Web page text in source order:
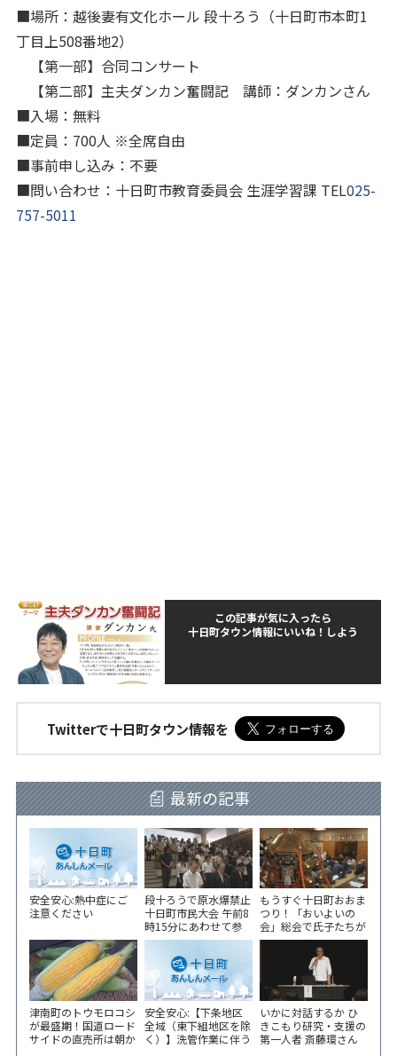
■場所：越後妻有文化ホール 段十ろう（十日町市本町1
丁目上508番地2）
【第一部】合同コンサート
【第二部】主夫ダンカン奮闘記 講師：ダンカンさん
■入場：無料
■定員：700人 ※全席自由
■事前申し込み：不要
■問い合わせ：十日町市教育委員会 生涯学習課 TEL025-
757-5011
この記事が気に入ったら
十日町タウン情報にいいね！しよう
Twitterで十日町タウン情報を
最新の記事
安全安心:熱中症にご
注意ください
段十ろうで原水爆禁止
十日町市民大会 午前8
時15分にあわせて参
加者が黙とう
もうすぐ十日町おおま
つり！「おいよいの
会」総会で氏子たちが
一致団結！
津南町のトウモロコシ
が最盛期！国道ロード
サイドの直売所は朝か
安全安心:【下条地区
全域（東下組地区を除
く）】洗管作業に伴う
いかに対話するか ひ
きこもり研究・支援の
第一人者 斎藤環さん